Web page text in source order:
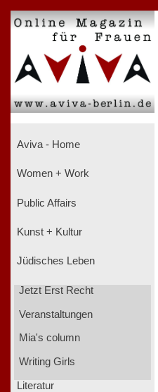
Aviva - Home
Women + Work
Public Affairs
Kunst + Kultur
Jüdisches Leben
Jetzt Erst Recht
Veranstaltungen
Mia's column
Writing Girls
Literatur